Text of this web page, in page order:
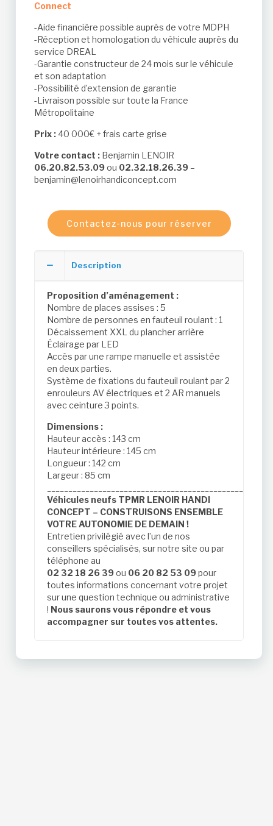
Connect
-Aide financière possible auprès de votre MDPH
-Réception et homologation du véhicule auprès du
service DREAL
-Garantie constructeur de 24 mois sur le véhicule
et son adaptation
-Possibilité d’extension de garantie
-Livraison possible sur toute la France
Métropolitaine
Prix : 40 000€ + frais carte grise
Votre contact : Benjamin LENOIR
06.20.82.53.09ou 02.32.18.26.39 –
benjamin@lenoirhandiconcept.com
Contactez-nous pour réserver
Description
Proposition d’aménagement :
Nombre de places assises : 5
Nombre de personnes en fauteuil roulant : 1
Décaissement XXL du plancher arrière
Éclairage par LED
Accès par une rampe manuelle et assistée
en deux parties.
Système de fixations du fauteuil roulant par 2
enrouleurs AV électriques et 2 AR manuels
avec ceinture 3 points.
Dimensions :
Hauteur accès : 143 cm
Hauteur intérieure : 145 cm
Longueur : 142 cm
Largeur : 85 cm
Véhicules neufs TPMR LENOIR HANDI
CONCEPT – CONSTRUISONS ENSEMBLE
VOTRE AUTONOMIE DE DEMAIN !
Entretien privilégié avec l’un de nos
conseillers spécialisés, sur notre site ou par
téléphone au
02 32 18 26 39ou 06 20 82 53 09pour
toutes informations concernant votre projet
sur une question technique ou administrative
! Nous saurons vous répondre et vous
accompagner sur toutes vos attentes.